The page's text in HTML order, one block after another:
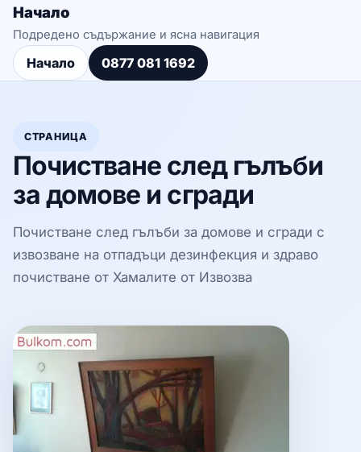
Начало
Подредено съдържание и ясна навигация
Начало 0877 081 1692
СТРАНИЦА
Почистване след гълъби
за домове и сгради
Почистване след гълъби за домове и сгради с
извозване на отпадъци дезинфекция и здраво
почистване от Хамалите от Извозва